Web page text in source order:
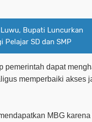
Bupati Luncurkan
Pelajar SD dan SMP
pemerintah dapat
memperbaiki akses
MBG